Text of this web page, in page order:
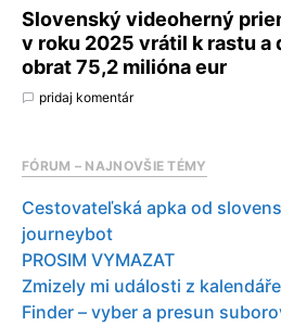
Slovenský videoherný
v roku 2025 vrátil k rastu a
obrat 75,2 milióna eur
pridaj komentár
FÓRUM – NAJNOVŠIE TÉMY
Cestovateľská apka od
journeybot
PROSIM VYMAZAT
Zmizely mi události z kalendáře
Finder – vyber a presun